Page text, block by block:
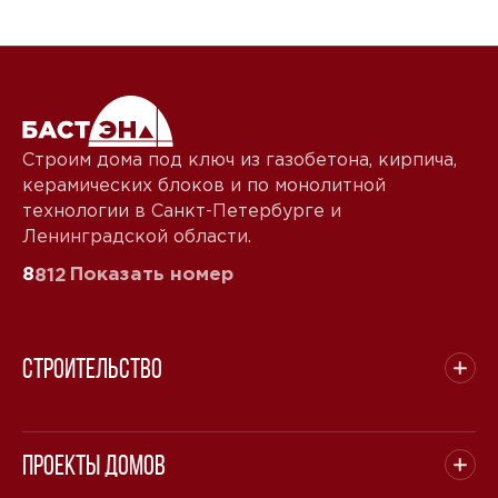
Строим дома под ключ из газобетона, кирпича,
керамических блоков и по монолитной
технологии в Санкт-Петербурге и
Ленинградской области.
8812 Показать номер
Строительство
Проекты домов
Даюсогласие на обработку персональных данных
подтверждаю, что ознакомлен(а) с
обработки персональных данных.
Рассчитать стоимость